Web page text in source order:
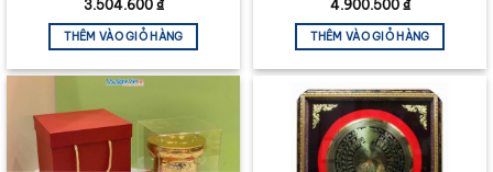
3.504.600 ₫
THÊM VÀO GIỎ HÀNG
4.900.500 ₫
THÊM VÀO GIỎ HÀNG